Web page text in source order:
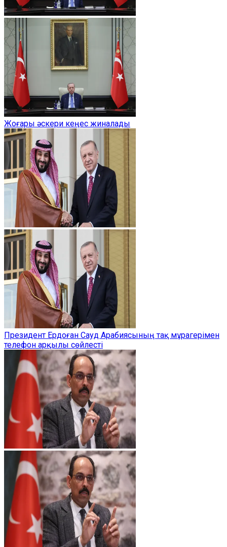
Жоғары әскери кеңес жиналады
Президент Ердоған Сауд Арабиясының тақ мұрагерімен
телефон арқылы сөйлесті